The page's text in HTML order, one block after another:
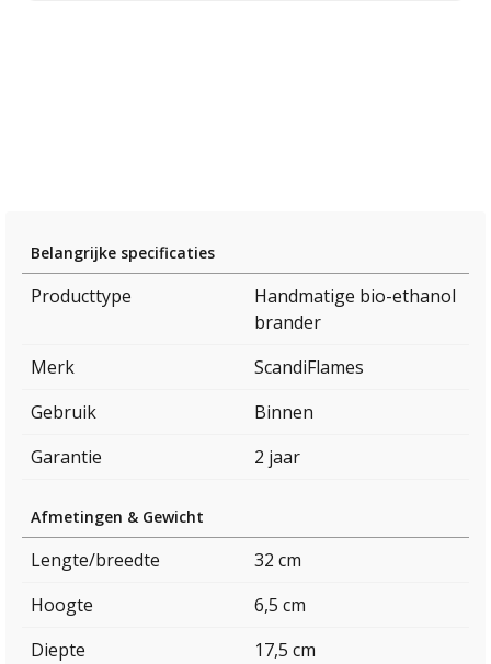
Belangrijke specificaties
Producttype
Handmatige bio-ethanol
brander
Merk
ScandiFlames
Gebruik
Binnen
Garantie
2 jaar
Afmetingen & Gewicht
Lengte/breedte
32 cm
Hoogte
6,5 cm
Diepte
17,5 cm